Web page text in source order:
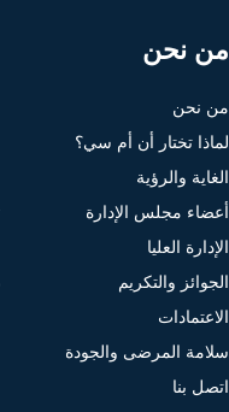
من نحن
من نحن
لماذا تختار أن أم سي؟
الغاية والرؤية
أعضاء مجلس الإدارة
الإدارة العليا
الجوائز والتكريم
الاعتمادات
سلامة المرضى والجودة
اتصل بنا